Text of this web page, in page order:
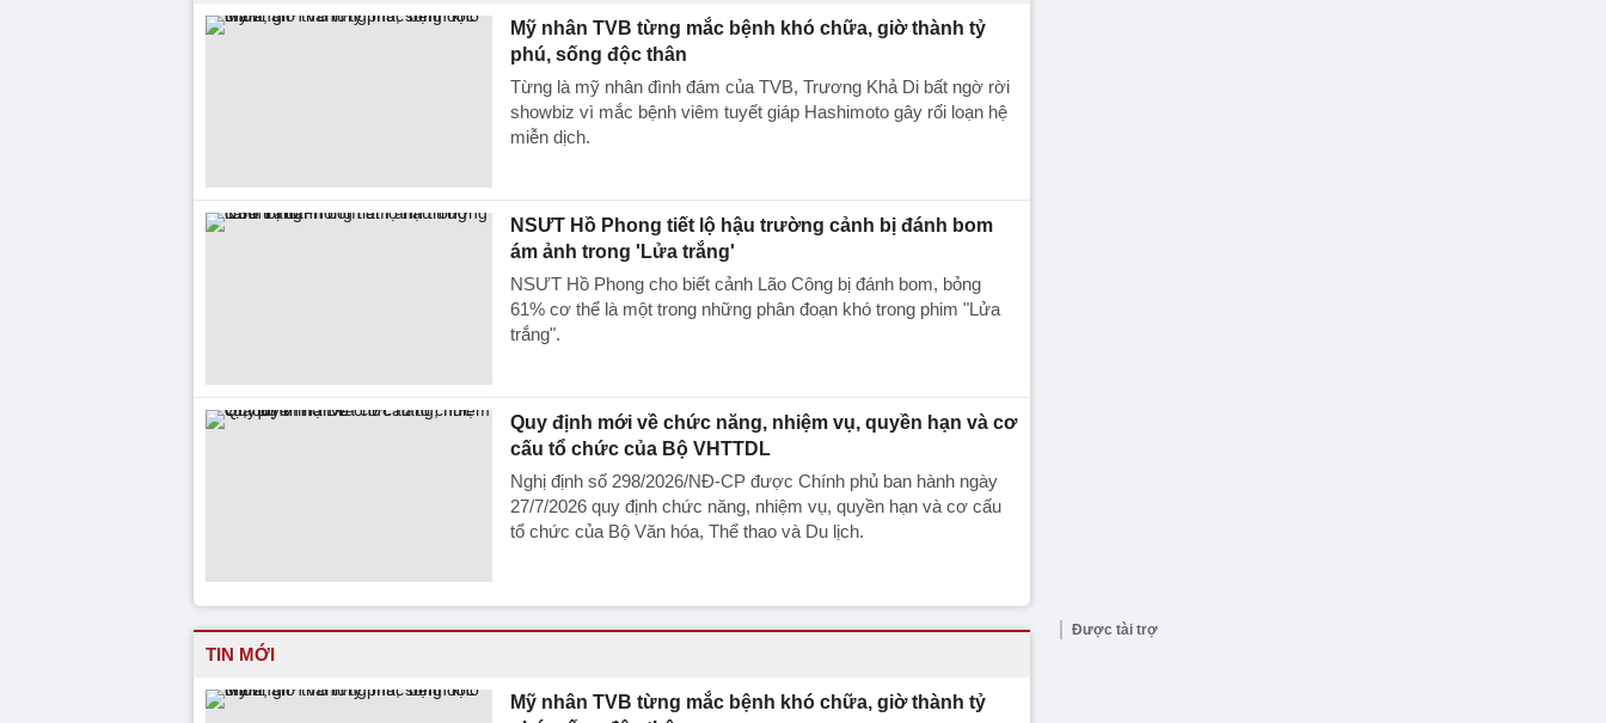
Mỹ nhân TVB từng mắc bệnh khó chữa, giờ thành tỷ
phú, sống độc thân
Từng là mỹ nhân đình đám của TVB, Trương Khả Di bất ngờ rời
showbiz vì mắc bệnh viêm tuyết giáp Hashimoto gây rối loạn hệ
miễn dịch.
NSƯT Hồ Phong tiết lộ hậu trường cảnh bị đánh bom
ám ảnh trong 'Lửa trắng'
NSƯT Hồ Phong cho biết cảnh Lão Công bị đánh bom, bỏng
61% cơ thể là một trong những phân đoạn khó trong phim "Lửa
trắng".
Quy định mới về chức năng, nhiệm vụ, quyền hạn và cơ
cấu tổ chức của Bộ VHTTDL
Nghị định số 298/2026/NĐ-CP được Chính phủ ban hành ngày
27/7/2026 quy định chức năng, nhiệm vụ, quyền hạn và cơ cấu
tổ chức của Bộ Văn hóa, Thể thao và Du lịch.
TIN MỚI
Mỹ nhân TVB từng mắc bệnh khó chữa, giờ thành tỷ
Được tài trợ